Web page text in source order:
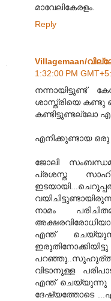
മാവേലികേരളം.
Reply
Villagemaan/
1:32:00 PM
നന്നായിട്ടുണ്ട്
ശാസ്ത്രിയെ
കണ്ടിട്ടുണ്ടല്ലോ
എനിക്കുണ്ടായ ഒരു
ജോലി
പ്രശസ്ത
നാമം
എന്ത്
വിടാനുള്ള
എന്ത് ചെയ്യുന്നു
ദേഷ്യത്തോടെ